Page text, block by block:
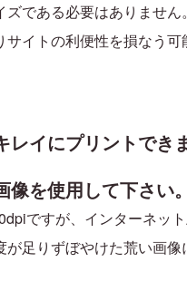
である必要はありませ
イトの利便性を損なう可
イにプリントでき
を使用して下さい。
ですが、インターネッ
足りずぼやけた荒い画